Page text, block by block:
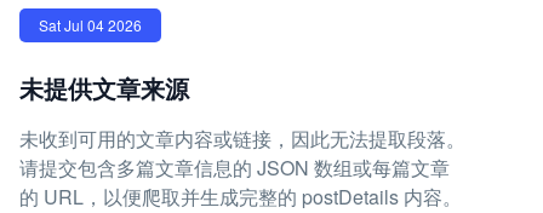
Sat Jul 04 2026
未提供文章来源
未收到可用的文章内容或链接，因此无法提取段落。
请提交包含多篇文章信息的 JSON 数组或每篇文章
的 URL，以便爬取并生成完整的 postDetails 内容。